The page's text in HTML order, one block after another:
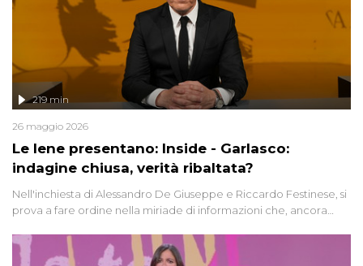
Le Iene presentano: Inside - Garlasco:
indagine chiusa, verità ribaltata?
219 min
26 maggio 2026
Nell'inchiesta di Alessandro De Giuseppe e Riccardo Festinese, si
prova a fare ordine nella miriade di informazioni che, ancora
giudiziarie più discusse degli ultimi anni. Lo speciale ricostruisce la
vicenda mettendo in fila testimonianze, errori, dettagli